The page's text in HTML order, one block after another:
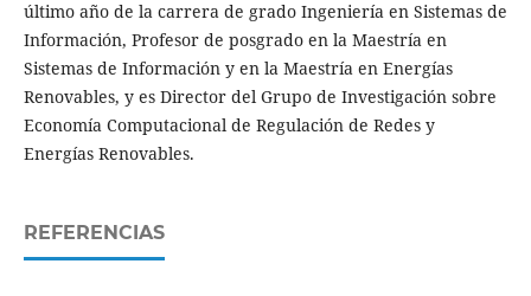
último año de la carrera de grado Ingeniería en Sistemas de
Información, Profesor de posgrado en la Maestría en
Sistemas de Información y en la Maestría en Energías
Renovables, y es Director del Grupo de Investigación sobre
Economía Computacional de Regulación de Redes y
Energías Renovables.
REFERENCIAS